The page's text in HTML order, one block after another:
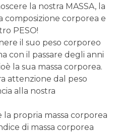
la nostra MASSA, la
composizione corporea e
PESO!
il suo peso corporeo
con il passare degli anni
la sua massa corporea.
attenzione dal peso
alla nostra
propria massa corporea
di massa corporea